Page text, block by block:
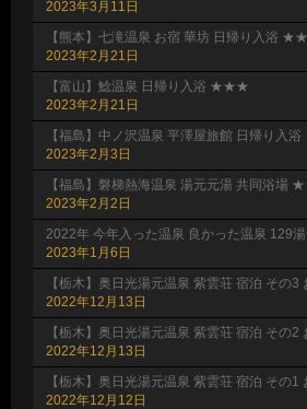
2023年3月11日
【熊本】七滝温泉 お宿 華坊 日帰り入浴
2023年2月21日
【富山】鯰温泉 日帰り入浴 ★★★
2023年2月21日
【福島】中ノ沢温泉 平澤屋旅館 日帰り
2023年2月3日
【福島】磐梯熱海温泉 湯元元湯 共同浴
2023年2月2日
2022年 今年入った温泉 良かった温泉 129
2023年1月6日
【栃木】奥日光湯元温泉 紫雲荘 宿泊 その3
2022年12月13日
【栃木】奥日光湯元温泉 紫雲荘 宿泊 その2
2022年12月13日
【栃木】奥日光湯元温泉 紫雲荘 宿泊 そ
2022年12月12日